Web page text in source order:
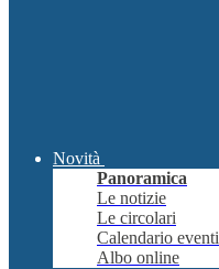
Novità
Panoramica
Le notizie
Le circolari
Calendario eventi
Albo online